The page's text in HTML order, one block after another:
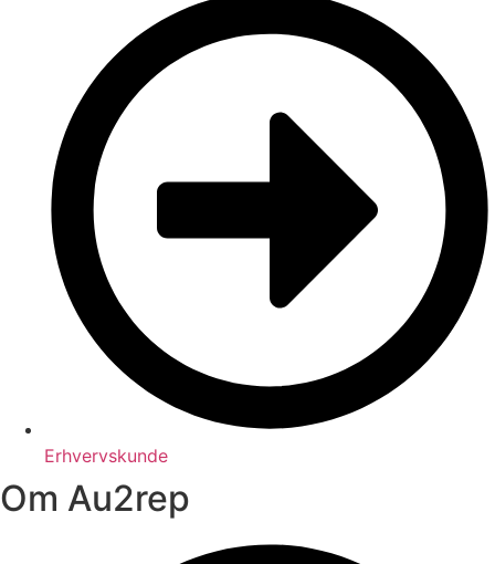
Erhvervskunde
Om Au2rep